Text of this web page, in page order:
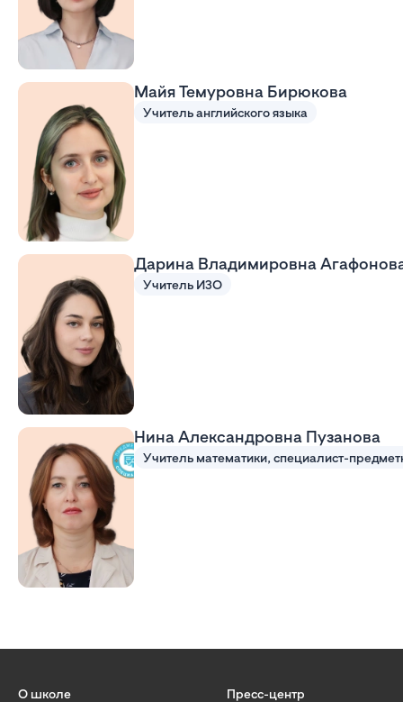
Майя Темуровна Бирюкова
Учитель английского языка
Дарина Владимировна
Учитель ИЗО
Нина Александровна Пузанова
Учитель математики, специалист-
О школе
Пресс-центр